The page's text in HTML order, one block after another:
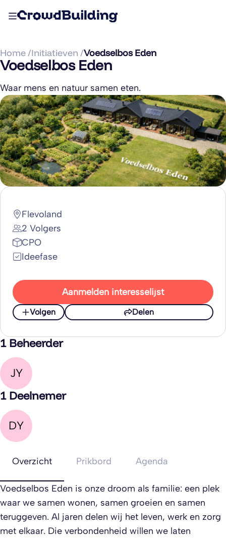
Home /Initiatieven /Voedselbos Eden
Voedselbos Eden
Waar mens en natuur samen eten.
Flevoland
2 Volgers
CPO
Ideefase
Aanmelden interesselijst
Volgen Delen
1 Beheerder
JY
1 Deelnemer
DY
Overzicht Prikbord Agenda
Voedselbos Eden is onze droom als familie: een plek
waar we samen wonen, samen groeien en samen
teruggeven. Al jaren delen wij het leven, werk en zorg
met elkaar. Die verbondenheid willen we laten